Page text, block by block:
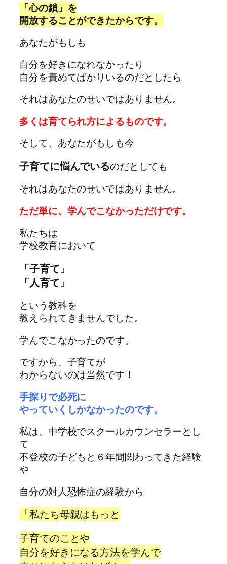
「心の鎖」を
開放することができたからです。
あなたがもしも
自分を好きになれなかったり
自分を責めてばかりいるのだとしたら
それはあなたのせいではありません。
多くは育てられ方によるものです。
そして、あなたがもしも今
子育てに悩んでいるのだとしても
それはあなたのせいではありません。
ただ単に、学んでこなかっただけです。
私たちは
学校教育において
「子育て」
「人育て」
という教科を
教えられてきませんでした。
学んでこなかったのです。
ですから、 子育てが
わからないのは当然です！
手探りで必死に
やっていくしかなかったのです。
私は、中学校でスクールカウンセラーとし
て
不登校の子どもと６年間関わってきた経験
や
自分の対人恐怖症の経験から
「私たち母親はもっと
子育てのことや
自分を好きになる方法を学んで